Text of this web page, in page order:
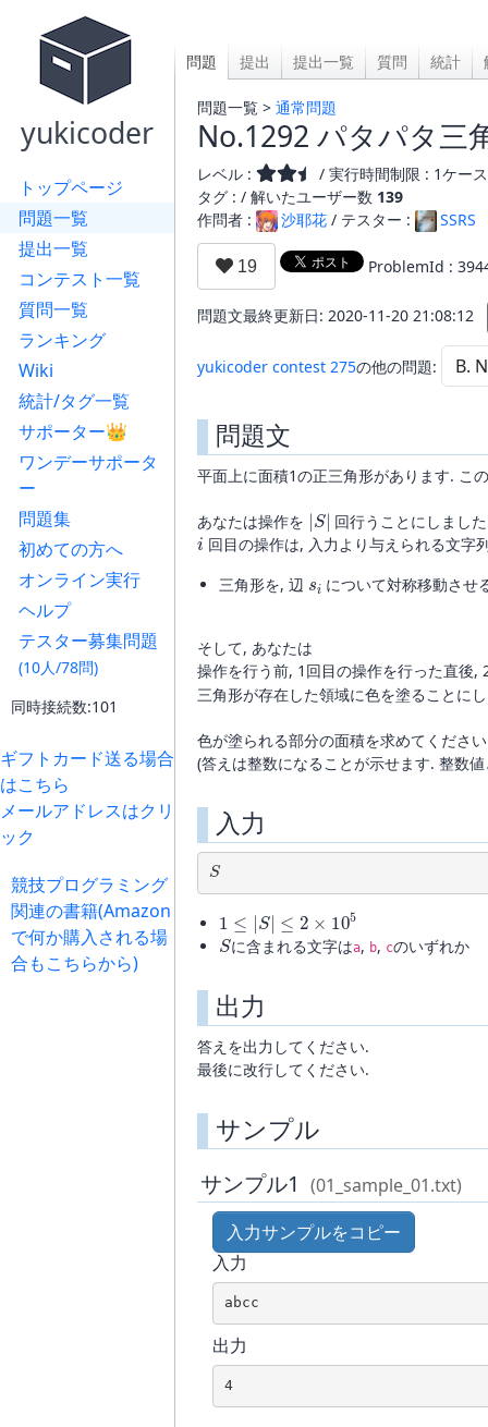
yukicoder
トップページ
問題一覧
提出一覧
コンテスト一覧
質問一覧
ランキング
Wiki
統計/タグ一覧
サポーター👑
ワンデーサポータ
ー
問題集
初めての方へ
オンライン実行
ヘルプ
テスター募集問題
(10人/78問)
同時接続数:101
ギフトカード送る場合
はこちら
メールアドレスはクリ
ック
競技プログラミング
関連の書籍(Amazon
で何か購入される場
合もこちらから)
問題 提出 提出一覧 質問 統計
問題一覧 > 通常問題
No.1292 パタパタ三
レベル :
/ 実行時間制限 : 1ケー
タグ : / 解いたユーザー数 139
作問者 :
沙耶花 / テスター : SSRS
ProblemId :
問題文最終更新日: 2020-11-20 21:08:12
yukicoder contest 275の他の問題:
問題文
平面上に面積1の正三角形があります. こ
あなたは操作を
| S|
回行うことにしまし
i
回目の操作は, 入力より与えられる文字
三角形を, 辺
について対称移動させ
そして, あなたは
操作を行う前, 1回目の操作を行った直後
三角形が存在した領域に色を塗ることに
色が塗られる部分の面積を求めてくださ
(答えは整数になることが示せます. 整数
入力
S
S |≤ ×10
S
に含まれる文字はa, b, cのいずれか
出力
答えを出力してください.
最後に改行してください.
サンプル
サンプル1
(01_sample_01.txt)
入力サンプルをコピー
入力
abcc
出力
4